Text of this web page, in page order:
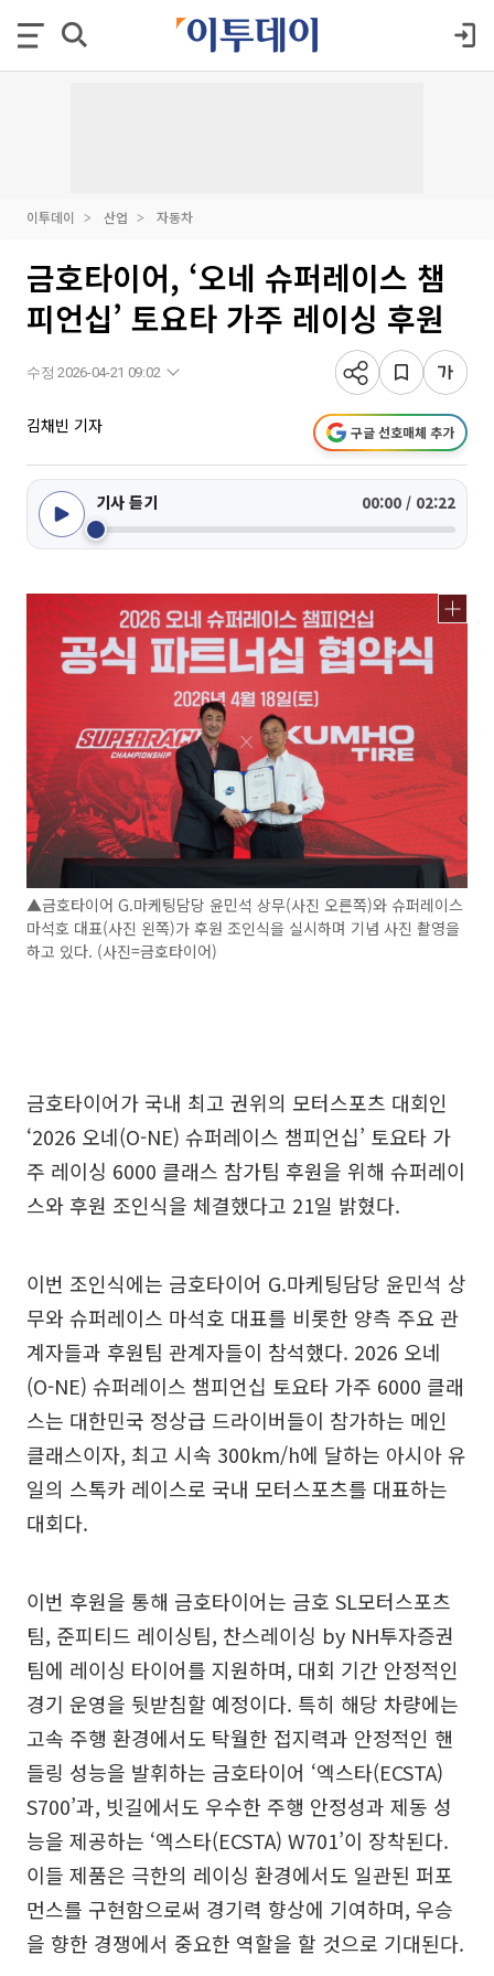
이투데이 산업 자동차
금호타이어, ‘오네 슈퍼레이스 챔
피언십’ 토요타 가주 레이싱 후원
수정 2026-04-21 09:02
김채빈 기자 구글 선호매체 추가
기사 듣기 00:00 / 02:22
▲금호타이어 G.마케팅담당 윤민석 상무(사진 오른쪽)와 슈퍼레이스
마석호 대표(사진 왼쪽)가 후원 조인식을 실시하며 기념 사진 촬영을
하고 있다. (사진=금호타이어)
금호타이어가 국내 최고 권위의 모터스포츠 대회인
‘2026 오네(O-NE) 슈퍼레이스 챔피언십’ 토요타 가
주 레이싱 6000 클래스 참가팀 후원을 위해 슈퍼레이
스와 후원 조인식을 체결했다고 21일 밝혔다.
이번 조인식에는 금호타이어 G.마케팅담당 윤민석 상
무와 슈퍼레이스 마석호 대표를 비롯한 양측 주요 관
계자들과 후원팀 관계자들이 참석했다. 2026 오네
(O-NE) 슈퍼레이스 챔피언십 토요타 가주 6000 클래
스는 대한민국 정상급 드라이버들이 참가하는 메인
클래스이자, 최고 시속 300km/h에 달하는 아시아 유
일의 스톡카 레이스로 국내 모터스포츠를 대표하는
대회다.
이번 후원을 통해 금호타이어는 금호 SL모터스포츠
팀, 준피티드 레이싱팀, 찬스레이싱 by NH투자증권
팀에 레이싱 타이어를 지원하며, 대회 기간 안정적인
경기 운영을 뒷받침할 예정이다. 특히 해당 차량에는
고속 주행 환경에서도 탁월한 접지력과 안정적인 핸
들링 성능을 발휘하는 금호타이어 ‘엑스타(ECSTA)
S700’과, 빗길에서도 우수한 주행 안정성과 제동 성
능을 제공하는 ‘엑스타(ECSTA) W701’이 장착된다.
이들 제품은 극한의 레이싱 환경에서도 일관된 퍼포
먼스를 구현함으로써 경기력 향상에 기여하며, 우승
을 향한 경쟁에서 중요한 역할을 할 것으로 기대된다.